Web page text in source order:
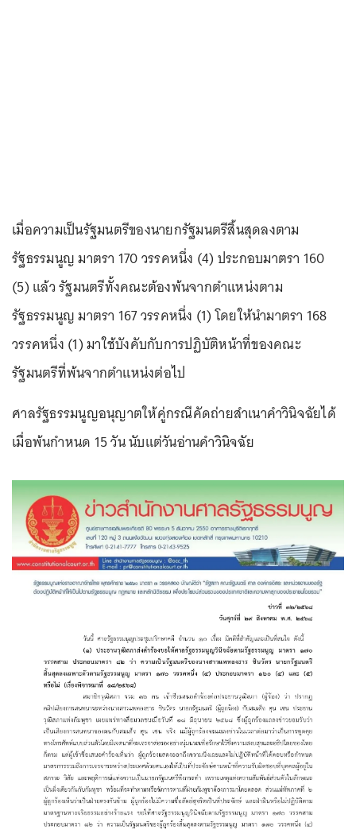
เมื่อความเป็นรัฐมนตรีของนายกรัฐมนตรีสิ้นสุดลงตาม
รัฐธรรมนูญ มาตรา 170 วรรคหนึ่ง (4) ประกอบมาตรา 160
(5) แล้ว รัฐมนตรีทั้งคณะต้องพ้นจากตำแหน่งตาม
รัฐธรรมนูญ มาตรา 167 วรรคหนึ่ง (1) โดยให้นำมาตรา 168
วรรคหนึ่ง (1) มาใช้บังคับกับการปฏิบัติหน้าที่ของคณะ
รัฐมนตรีที่พ้นจากตำแหน่งต่อไป
ศาลรัฐธรรมนูญอนุญาตให้คู่กรณีคัดถ่ายสำเนาคำวินิจฉัยได้
เมื่อพ้นกำหนด 15 วัน นับแต่วันอ่านคำวินิจฉัย